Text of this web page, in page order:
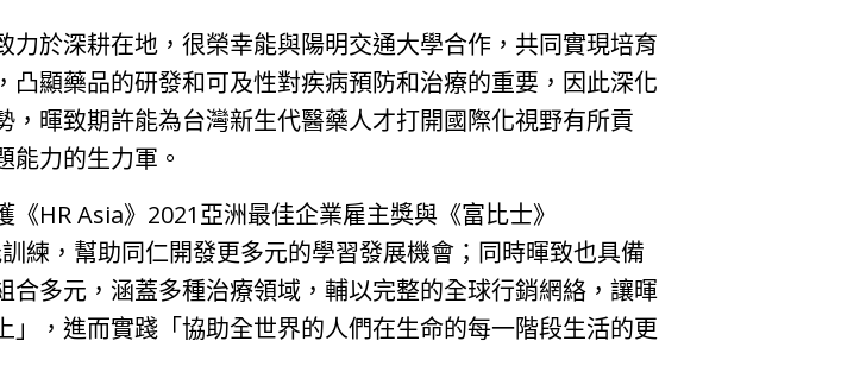
於深耕在地，很榮幸能與陽明交通大學合作，共同實現培育
顯藥品的研發和可及性對疾病預防和治療的重要，因此深化
暉致期許能為台灣新生代醫藥人才打開國際化視野有所貢
力的生力軍。
HR Asia》2021亞洲最佳企業雇主獎與《富比士》
練，幫助同仁開發更多元的學習發展機會；同時暉致也具備
多元，涵蓋多種治療領域，輔以完整的全球行銷網絡，讓暉
，進而實踐「協助全世界的人們在生命的每一階段生活的更